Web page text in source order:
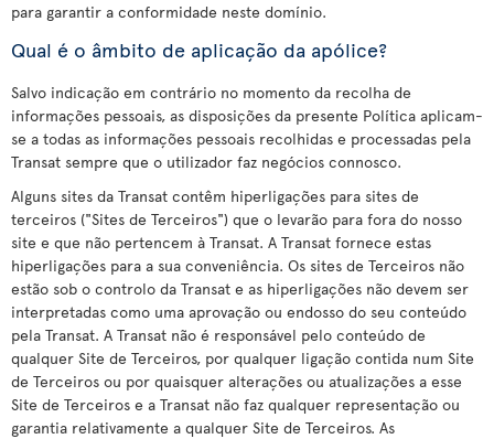
para garantir a conformidade neste domínio.
Qual é o âmbito de aplicação da apólice?
Salvo indicação em contrário no momento da recolha de
informações pessoais, as disposições da presente Política aplicam-
se a todas as informações pessoais recolhidas e processadas pela
Transat sempre que o utilizador faz negócios connosco.
Alguns sites da Transat contêm hiperligações para sites de
terceiros ("Sites de Terceiros") que o levarão para fora do nosso
site e que não pertencem à Transat. A Transat fornece estas
hiperligações para a sua conveniência. Os sites de Terceiros não
estão sob o controlo da Transat e as hiperligações não devem ser
interpretadas como uma aprovação ou endosso do seu conteúdo
pela Transat. A Transat não é responsável pelo conteúdo de
qualquer Site de Terceiros, por qualquer ligação contida num Site
de Terceiros ou por quaisquer alterações ou atualizações a esse
Site de Terceiros e a Transat não faz qualquer representação ou
garantia relativamente a qualquer Site de Terceiros. As